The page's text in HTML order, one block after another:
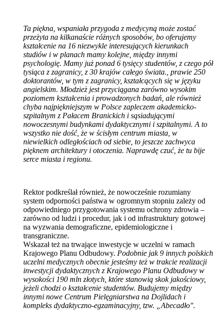
Ta piękna, wspaniała przygoda z medycyną może zostać
przeżyta na kilkanaście różnych sposobów, bo oferujemy
kształcenie na 16 niezwykle interesujących kierunkach
studiów i w planach mamy kolejne, między innymi
psychologię. Mamy już ponad 6 tysięcy studentów, z czego pół
tysiąca z zagranicy, z 30 krajów całego świata., prawie 250
doktorantów, w tym z zagranicy, kształcących się w języku
angielskim. Młodzież jest przyciągana zarówno wysokim
poziomem kształcenia i prowadzonych badań, ale również
chyba najpiękniejszym w Polsce zapleczem akademicko-
szpitalnym z Pałacem Branickich i sąsiadującymi
nowoczesnymi budynkami dydaktycznymi i szpitalnymi. A to
wszystko nie dość, że w ścisłym centrum miasta, w
niewielkich odległościach od siebie, to jeszcze zachwyca
pięknem architektury i otoczenia. Naprawdę czuć, że tu bije
serce miasta i regionu.
Rektor podkreślał również, że nowocześnie rozumiany
system odporności państwa w ogromnym stopniu zależy od
odpowiedniego przygotowania systemu ochrony zdrowia –
zarówno od ludzi i procedur, jak i od infrastruktury gotowej
na wyzwania demograficzne, epidemiologiczne i
transgraniczne.
Wskazał też na trwające inwestycje w uczelni w ramach
Krajowego Planu Odbudowy. Podobnie jak 9 innych polskich
uczelni medycznych obecnie jesteśmy też w trakcie realizacji
inwestycji dydaktycznych z Krajowego Planu Odbudowy w
wysokości 190 mln złotych, które stanowią skok jakościowy,
jeżeli chodzi o kształcenie studentów. Budujemy między
innymi nowe Centrum Pielęgniarstwa na Dojlidach i
kompleks dydaktyczno-egzaminacyjny, tzw. „Abecadło".